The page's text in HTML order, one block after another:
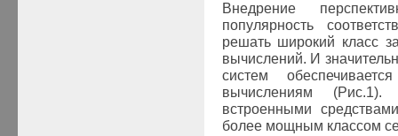
Внедрение
популярность
решать широкий класс
вычислений. И
систем
вычислениям
встроенными
более мощным классом